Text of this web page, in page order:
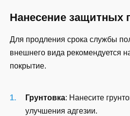
Нанесение защитных
Для продления срока службы
внешнего вида рекомендуется
покрытие.
Грунтовка: Нанесите
улучшения адгезии.